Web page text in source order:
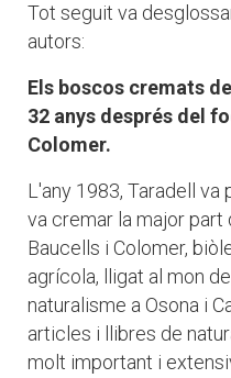
Tot seguit va
autors:
Els boscos cremats
32 anys després del
Colomer.
L'any 1983, Taradell
va cremar la major part
Baucells i Colomer,
agrícola, lligat al mon
naturalisme a Osona i
articles i llibres de
molt important i